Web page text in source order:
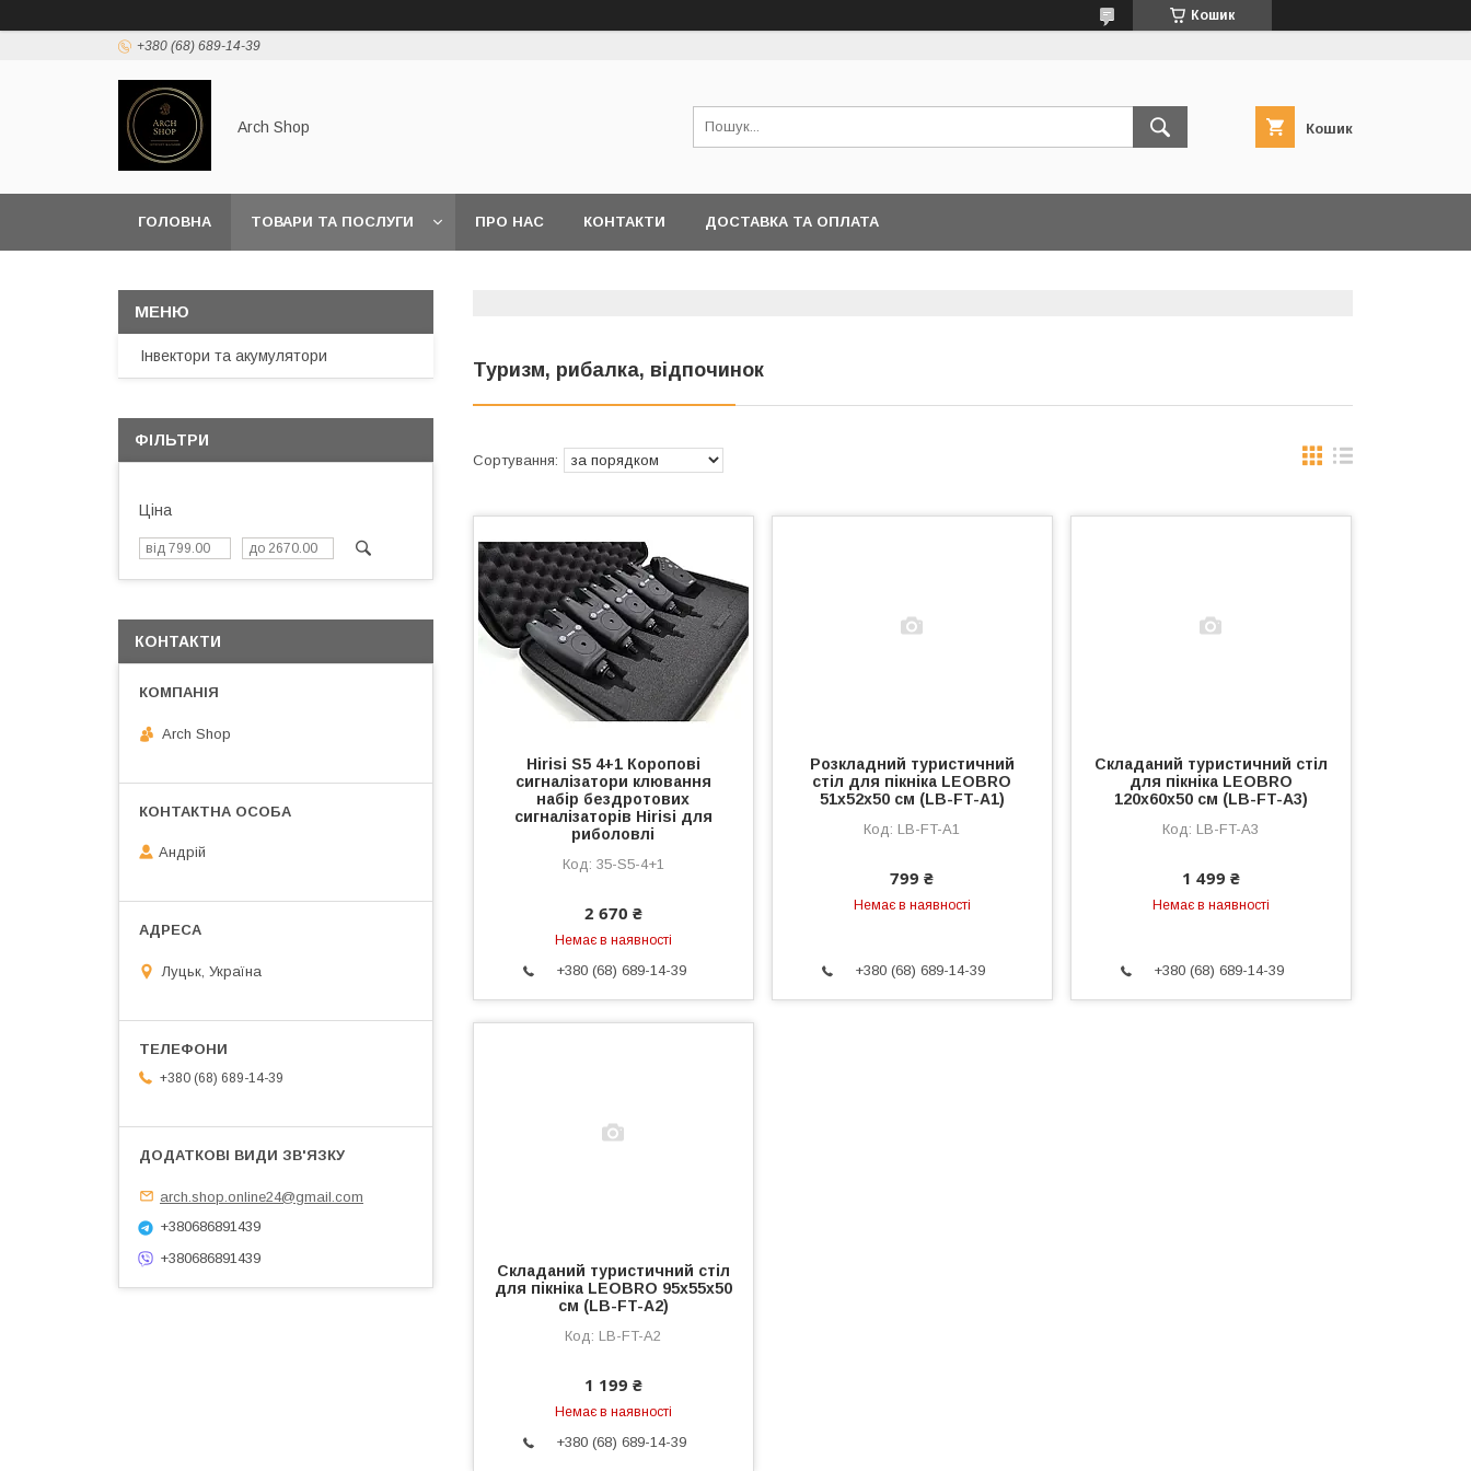
Кошик
+380 (68) 689-14-39
Arch Shop Кошик
ГОЛОВНА ТОВАРИ ТА ПОСЛУГИ ПРО НАС КОНТАКТИ ДОСТАВКА ТА ОПЛАТА
Туризм, рибалка, відпочинок
Hirisi S5 4+1 Коропові
сигналізатори клювання
набір бездротових
сигналізаторів Hirisi для
риболовлі
35-S5-4+1
2 670 ₴
Немає в наявності
+380 (68) 689-14-39
Розкладний туристичний
стіл для пікніка LEOBRO
51x52x50 см (LB-FT-A1)
LB-FT-A1
799 ₴
Немає в наявності
+380 (68) 689-14-39
Складаний туристичний стіл
для пікніка LEOBRO
120x60x50 см (LB-FT-A3)
LB-FT-A3
1 499 ₴
Немає в наявності
+380 (68) 689-14-39
Складаний туристичний стіл
для пікніка LEOBRO 95x55x50
см (LB-FT-A2)
LB-FT-A2
1 199 ₴
Немає в наявності
+380 (68) 689-14-39
Інвектори та акумулятори
ФІЛЬТРИ
Ціна
КОНТАКТИ
Arch Shop
Андрій
Луцьк, Україна
+380 (68) 689-14-39
arch.shop.online24@gmail.com
+380686891439
+380686891439